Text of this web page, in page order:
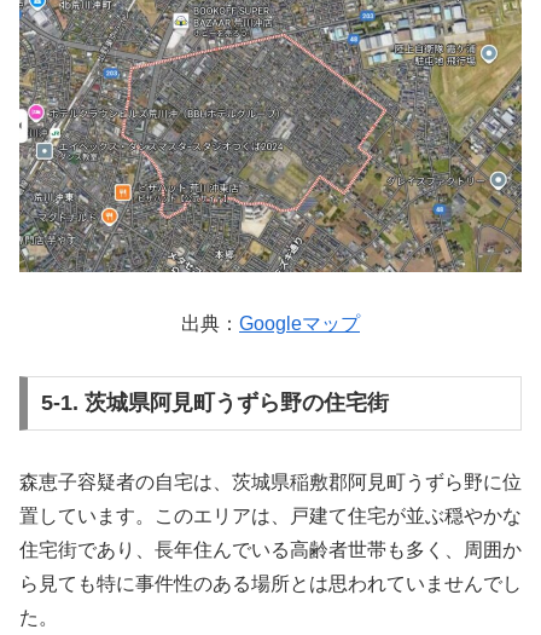
出典： Googleマップ
5-1. 茨城県阿見町うずら野の住宅街
森恵子容疑者の自宅は、茨城県稲敷郡阿見町うずら野に位
置しています。このエリアは、戸建て住宅が並ぶ穏やかな
住宅街であり、長年住んでいる高齢者世帯も多く、周囲か
ら見ても特に事件性のある場所とは思われていませんでし
た。